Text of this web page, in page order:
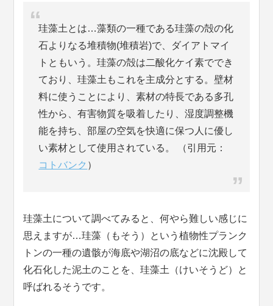
珪藻土とは…藻類の一種である珪藻の殻の化
石よりなる堆積物(堆積岩)で、ダイアトマイ
トともいう。珪藻の殻は二酸化ケイ素ででき
ており、珪藻土もこれを主成分とする。壁材
料に使うことにより、素材の特長である多孔
性から、有害物質を吸着したり、湿度調整機
能を持ち、部屋の空気を快適に保つ人に優し
い素材として使用されている。 （引用元：
コトバンク ）
珪藻土について調べてみると、何やら難しい感じに
思えますが…珪藻（もそう）という植物性プランク
トンの一種の遺骸が海底や湖沼の底などに沈殿して
化石化した泥土のことを、珪藻土（けいそうど）と
呼ばれるそうです。